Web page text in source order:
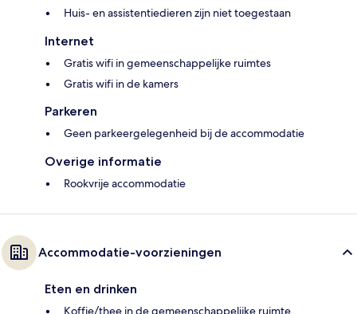
Huis- en assistentiedieren zijn niet toegestaan
Internet
Gratis wifi in gemeenschappelijke ruimtes
Gratis wifi in de kamers
Parkeren
Geen parkeergelegenheid bij de accommodatie
Overige informatie
Rookvrije accommodatie
Accommodatie-voorzieningen
Eten en drinken
Koffie/thee in de gemeenschappelijke ruimte